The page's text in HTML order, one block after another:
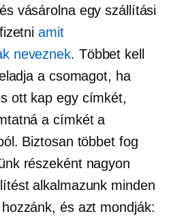
vásárolna egy szállítási
amit
neveznek. Többet kell
a csomagot, ha
ott kap egy címkét,
a címkét a
Biztosan többet fog
részeként nagyon
alkalmazunk minden
és azt mondják: